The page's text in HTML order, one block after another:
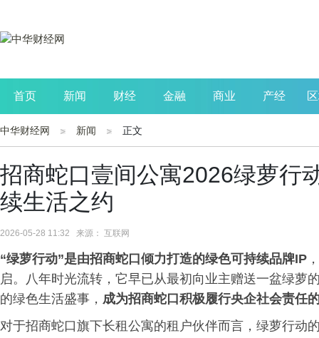
首页 新闻 财经 金融 商业 产经
公司 生活 读书
中华财经网 新闻 正文
招商蛇口壹间公寓2026绿萝行
续生活之约
2026-05-28 11:32 来源： 互联网
“绿萝行动”是由招商蛇口倾力打造的绿色可持续品牌IP
启。八年时光流转，它早已从最初向业主赠送一盆绿萝
的绿色生活盛事， 成为招商蛇口积极履行央企社会责任
对于招商蛇口旗下长租公寓的租户伙伴而言，绿萝行动